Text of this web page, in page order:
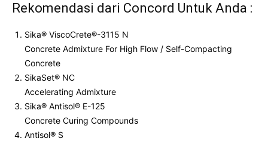
Rekomendasi dari Concord Untuk Anda :
Sika® ViscoCrete®-3115 N
Concrete Admixture For High Flow / Self-Compacting
Concrete
SikaSet® NC
Accelerating Admixture
Sika® Antisol® E-125
Concrete Curing Compounds
Antisol® S